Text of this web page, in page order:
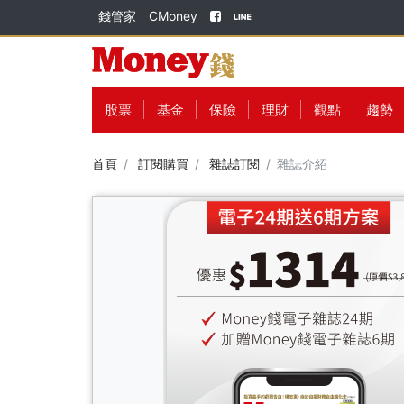
錢管家 CMoney
股票 基金 保險 理財 觀點 趨勢
首頁 訂閱購買 雜誌訂閱 雜誌介紹